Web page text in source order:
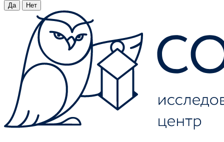
Да Нет